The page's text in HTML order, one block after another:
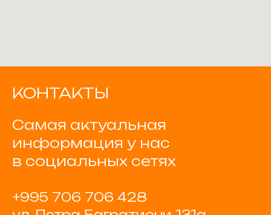
КОНТАКТЫ
Самая актуальная
информация у нас
в социальных сетях
+995 706 706 428